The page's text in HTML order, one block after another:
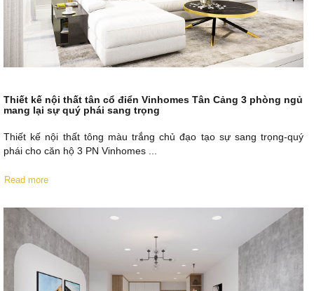
Thiết kế nội thất tân cổ điển Vinhomes Tân Cảng 3 phòng ngủ
mang lại sự quý phái sang trọng
Thiết kế nội thất tông màu trắng chủ đạo tạo sự sang trọng-quý
phái cho căn hộ 3 PN Vinhomes ...
Read more